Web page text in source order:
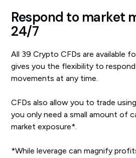
Respond to market
24/7
All 39 Crypto CFDs are available
gives you the flexibility to
movements at any time.
CFDs also allow you to trade
you only need a small amount of
market exposure*.
*While leverage can magnify